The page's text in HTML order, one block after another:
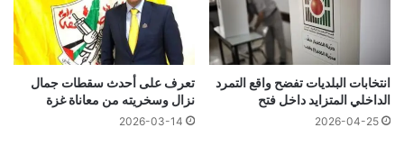
انتخابات البلديات تفضح واقع التمرد
الداخلي المتزايد داخل فتح
2026-04-25
تعرف على أحدث سقطات جمال
نزال وسخريته من معاناة غزة
2026-03-14